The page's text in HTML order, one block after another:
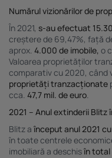
Numărul vizionărilor de
În 2021, s-au efectuat
creștere de 69,47%, față
aprox. 4.000 de imobile, o
Valoarea proprietăților
comparativ cu 2020, când
proprietăți tranzacționate
cca. 47,7 mil. de euro.
2021 – Anul extinderii Blitz
Blitz a început anul 2021
în toate centrele
imobiliară a deschisîn total